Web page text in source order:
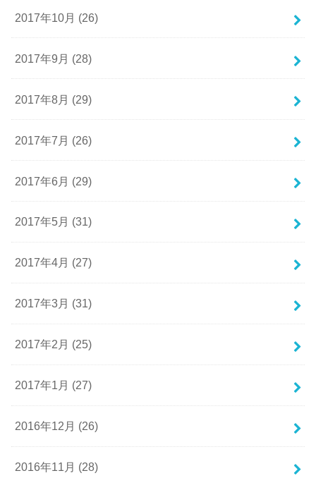
2017年10月 (26)
2017年9月 (28)
2017年8月 (29)
2017年7月 (26)
2017年6月 (29)
2017年5月 (31)
2017年4月 (27)
2017年3月 (31)
2017年2月 (25)
2017年1月 (27)
2016年12月 (26)
2016年11月 (28)